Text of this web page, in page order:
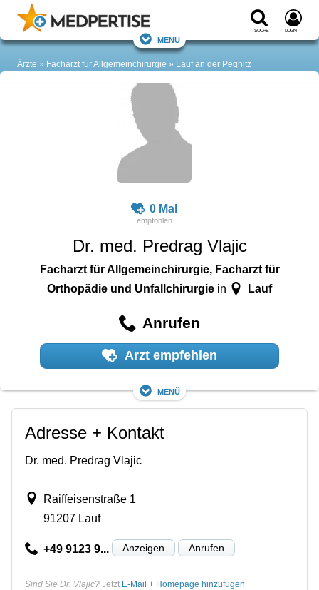
Suche Login
Menü
Ärzte Facharzt für Allgemeinchirurgie Lauf an der Pegnitz
0 Mal
Dr. med. Predrag Vlajic
Facharzt für Allgemeinchirurgie, Facharzt für
Orthopädie und Unfallchirurgie in Lauf
Anrufen
Arzt empfehlen
Menü
Adresse + Kontakt
Dr. med. Predrag Vlajic
Raiffeisenstraße 1
91207 Lauf
+49 9123 9... Anzeigen Anrufen
Sind Sie Dr. Vlajic? Jetzt E-Mail + Homepage hinzufügen